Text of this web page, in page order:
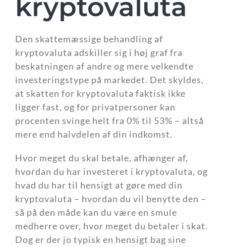
kryptovaluta
Den skattemæssige behandling af
kryptovaluta adskiller sig i høj graf fra
beskatningen af andre og mere velkendte
investeringstype på markedet. Det skyldes,
at skatten for kryptovaluta faktisk ikke
ligger fast, og for privatpersoner kan
procenten svinge helt fra 0% til 53% – altså
mere end halvdelen af din indkomst.
Hvor meget du skal betale, afhænger af,
hvordan du har investeret i kryptovaluta, og
hvad du har til hensigt at gøre med din
kryptovaluta – hvordan du vil benytte den –
så på den måde kan du være en smule
medherre over, hvor meget du betaler i skat.
Dog er der jo typisk en hensigt bag sine